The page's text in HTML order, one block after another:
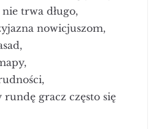
trwa długo,
nowicjuszom,
gracz często się